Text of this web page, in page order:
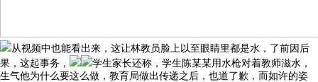
从视频中也能看出来，这让林教员脸上以至眼睛里都是水，了前因后
果，这起事务，
学生家长还称，学生陈某某用水枪对着教师滋水，
生气他为什么要这么做，教育局做出传递之后，也道了歉，而如许的姿